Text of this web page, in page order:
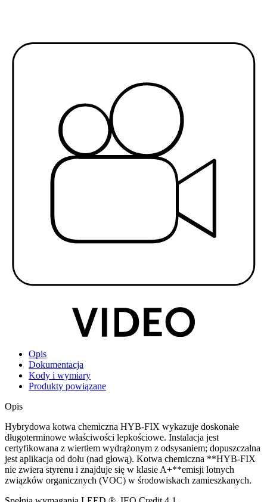
Opis
Dokumentacja
Kody i wymiary
Produkty powiązane
Opis
Hybrydowa kotwa chemiczna HYB-FIX wykazuje doskonałe
długoterminowe właściwości lepkościowe. Instalacja jest
certyfikowana z wiertłem wydrążonym z odsysaniem; dopuszczalna
jest aplikacja od dołu (nad głową). Kotwa chemiczna **HYB-FIX
nie zwiera styrenu i znajduje się w klasie A+**emisji lotnych
związków organicznych (VOC) w środowiskach zamieszkanych.